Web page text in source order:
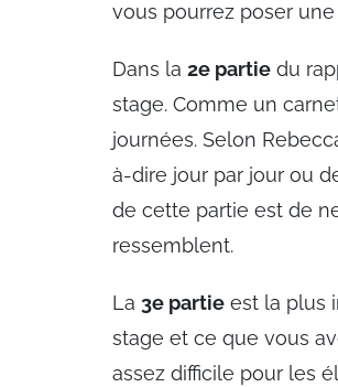
vous pourrez poser
Dans la 2e partie du
stage. Comme un
journées. Selon
à-dire jour par jour ou
de cette partie est de
ressemblent.
La 3e partie est la plus
stage et ce que vous
assez difficile pour les